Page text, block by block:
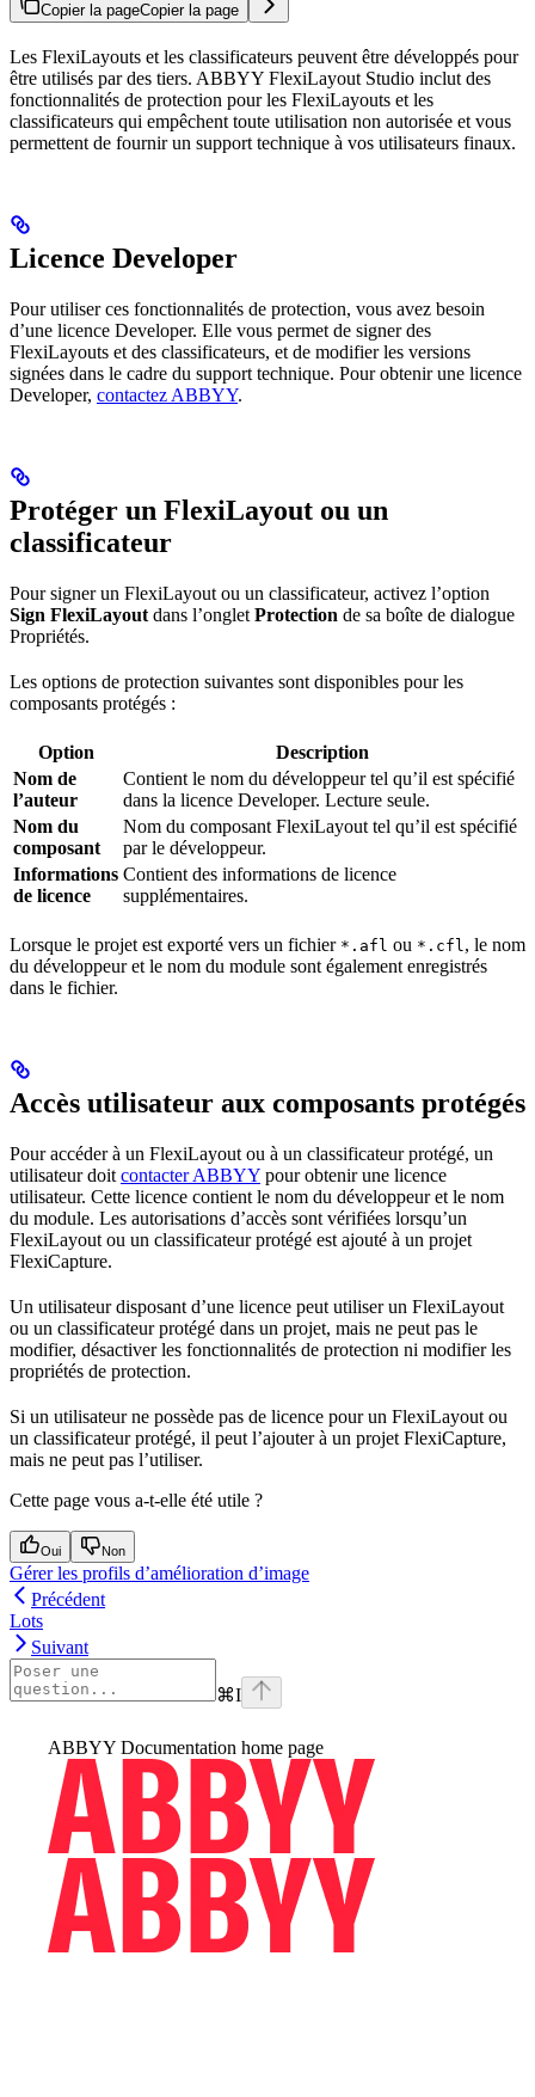
Copier la pageCopier la page
Les FlexiLayouts et les classificateurs peuvent être développés pour
être utilisés par des tiers. ABBYY FlexiLayout Studio inclut des
fonctionnalités de protection pour les FlexiLayouts et les
classificateurs qui empêchent toute utilisation non autorisée et vous
permettent de fournir un support technique à vos utilisateurs finaux.
Licence Developer
Pour utiliser ces fonctionnalités de protection, vous avez besoin
d’une licence Developer. Elle vous permet de signer des
FlexiLayouts et des classificateurs, et de modifier les versions
signées dans le cadre du support technique. Pour obtenir une licence
Developer, contactez ABBYY.
Protéger un FlexiLayout ou un
classificateur
Pour signer un FlexiLayout ou un classificateur, activez l’option
Sign FlexiLayout dans l’onglet Protection de sa boîte de dialogue
Propriétés.
Les options de protection suivantes sont disponibles pour les
composants protégés :
Option
Description
Nom de
l’auteur
Contient le nom du développeur tel qu’il est spécifié
dans la licence Developer. Lecture seule.
Nom du
composant
Nom du composant FlexiLayout tel qu’il est spécifié
par le développeur.
Informations
de licence
Contient des informations de licence
supplémentaires.
Lorsque le projet est exporté vers un fichier *.afl ou *.cfl, le nom
du développeur et le nom du module sont également enregistrés
dans le fichier.
Accès utilisateur aux composants protégés
Pour accéder à un FlexiLayout ou à un classificateur protégé, un
utilisateur doit contacter ABBYY pour obtenir une licence
utilisateur. Cette licence contient le nom du développeur et le nom
du module. Les autorisations d’accès sont vérifiées lorsqu’un
FlexiLayout ou un classificateur protégé est ajouté à un projet
FlexiCapture.
Un utilisateur disposant d’une licence peut utiliser un FlexiLayout
ou un classificateur protégé dans un projet, mais ne peut pas le
modifier, désactiver les fonctionnalités de protection ni modifier les
propriétés de protection.
Si un utilisateur ne possède pas de licence pour un FlexiLayout ou
un classificateur protégé, il peut l’ajouter à un projet FlexiCapture,
mais ne peut pas l’utiliser.
Cette page vous a-t-elle été utile ?
Oui Non
Gérer les profils d’amélioration d’image
Précédent
Lots
Suivant
⌘I
ABBYY Documentation home page